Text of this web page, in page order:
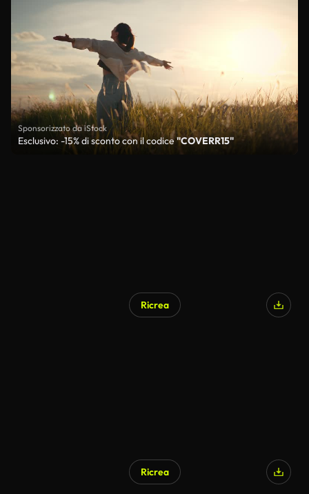
Sponsorizzato da iStock
Esclusivo: -15% di sconto con il codice"COVERR15"
Ricrea
Ricrea